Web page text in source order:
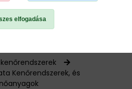
elfogadása
Kenőrendszerek, és